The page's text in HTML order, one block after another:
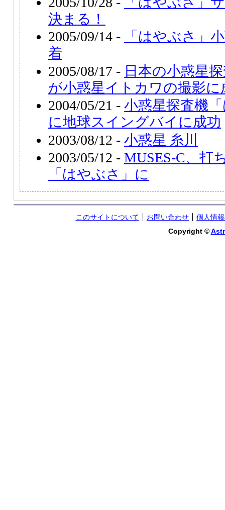
決まる！
2005/09/14 -
「はやぶさ」
着
2005/08/17 - 日本の小惑星
が小惑星イトカワの撮影に
2004/05/21 - 小惑星探査機
に地球スイングバイに成功
2003/08/12 - 小惑星 糸川
2003/05/12 - MUSES-C、打
「はやぶさ」に
このサイトについて お問い合わせ
個人情
Copyright ©